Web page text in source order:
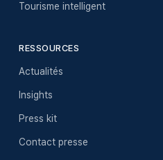
Tourisme intelligent
RESSOURCES
Actualités
Insights
Press kit
Contact presse